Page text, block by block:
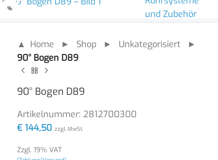
%
▲ Home ► Shop ► Unkategorisiert ►
90° Bogen D89
90° Bogen D89
Artikelnummer: 2812700300
€ 144,50 zzgl. MwSt.
Zzgl. 19% VAT